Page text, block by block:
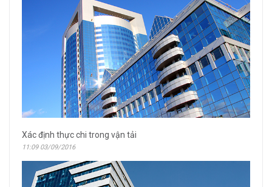
Xác định thực chi trong vận tải
11:09 03/09/2016